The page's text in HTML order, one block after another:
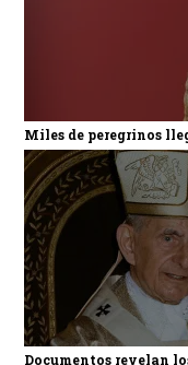
Miles de peregrinos
Documentos revelan